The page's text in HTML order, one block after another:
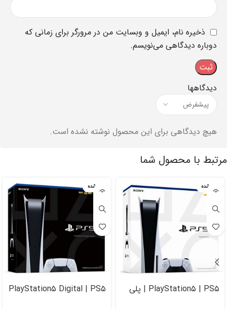
دیدگاهها
هیچ دیدگاهی برای این محصول نوشته نشده است.
ذخیره نام، ایمیل و وبسایت من در مرورگر برای زمانی که
دوباره دیدگاهی می‌نویسم.
مرتبط با محصول شما
تمام شده
PlayStation۵ | PS۵ | پلی
تمام شده
PlayStation۵ Digital | PS۵